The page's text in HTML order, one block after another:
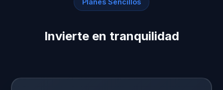
Planes Sencillos
Invierte en tranquilidad